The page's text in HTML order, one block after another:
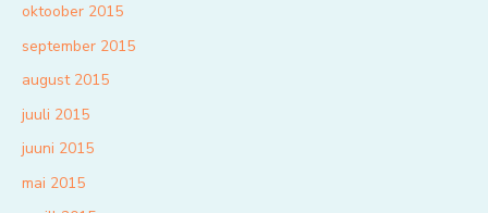
oktoober 2015
september 2015
august 2015
juuli 2015
juuni 2015
mai 2015